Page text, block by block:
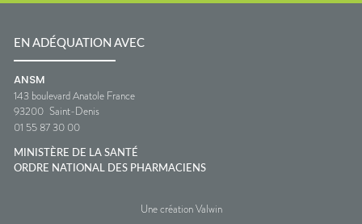
EN ADÉQUATION AVEC
ANSM
143 boulevard Anatole France
93200 Saint-Denis
01 55 87 30 00
MINISTÈRE DE LA SANTÉ
ORDRE NATIONAL DES PHARMACIENS
Une création Valwin